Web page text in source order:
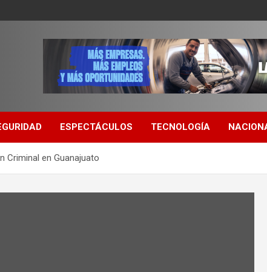
ESPECTÁCULOS TECNOLOGÍA
Criminal en Guanajuato